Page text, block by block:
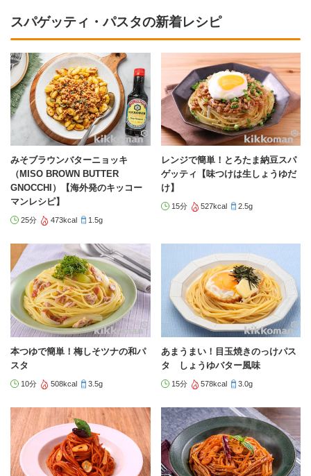
スパゲッティ・パスタの新着レシピ
みそブラウンバターニョッキ
（MISO BROWN BUTTER
GNOCCHI）【海外発のキッコー
マンレシピ】
25分 473kcal 1.5g
レンジで簡単！とろたま納豆スパ
ゲッティ【味つけは生しょうゆだ
け】
15分 527kcal 2.5g
本つゆで簡単！梅しそツナの和パ
スタ
10分 508kcal 3.5g
あまうまい！目玉焼きのっけパス
タ しょうゆバター風味
15分 578kcal 3.0g